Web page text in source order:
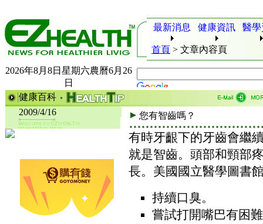
最新消息 健康資訊 醫
首頁 > 文章內容頁
2026年8月8日星期六農曆6月26
日
健康百科
2009/4/16
您有智齒嗎？
有時牙齦下的牙齒會繼
就是智齒。頭部和頸部
長。美國國立醫學圖書
持續口臭。
嘗試打開嘴巴有困